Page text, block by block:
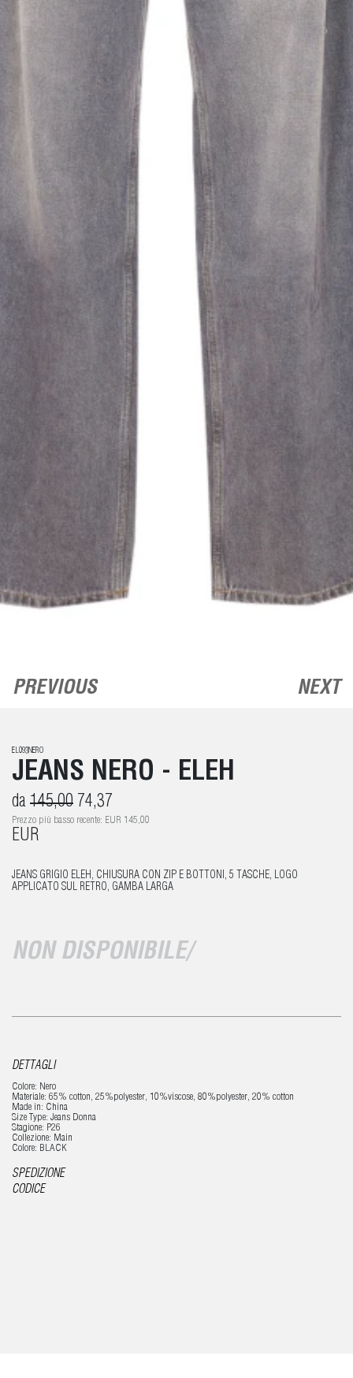
PREVIOUS NEXT
EL093NERO
JEANS NERO - ELEH
da 145,00 74,37
Prezzo più basso recente: EUR 145,00
EUR
JEANS GRIGIO ELEH, CHIUSURA CON ZIP E BOTTONI, 5 TASCHE, LOGO
APPLICATO SUL RETRO, GAMBA LARGA
NON DISPONIBILE/
DETTAGLI
Colore: Nero
Materiale: 65% cotton, 25%polyester, 10%viscose, 80%polyester, 20% cotton
Made in: China
Size Type: Jeans Donna
Stagione: P26
Collezione: Main
Colore: BLACK
SPEDIZIONE
CODICE